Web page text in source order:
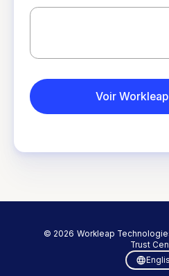
© 2026 Workleap
Trust